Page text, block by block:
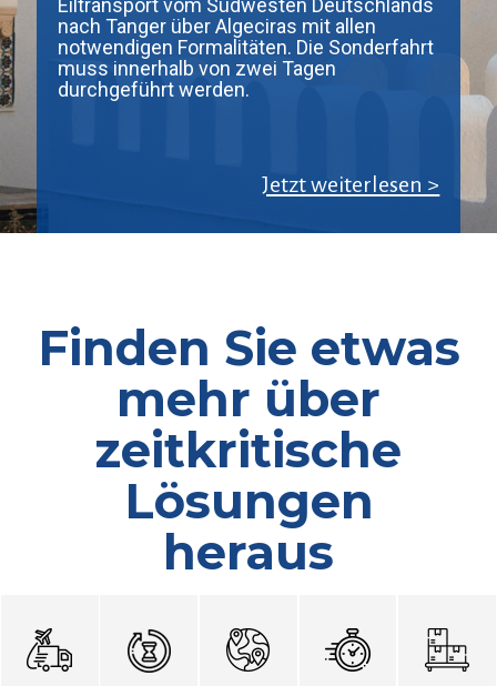
nach Tanger über Algeciras mit allen
notwendigen Formalitäten. Die Sonderfahrt
muss innerhalb von zwei Tagen
durchgeführt werden.
Jetzt weiterlesen >
Finden Sie etwas
mehr über
zeitkritische
Lösungen
heraus